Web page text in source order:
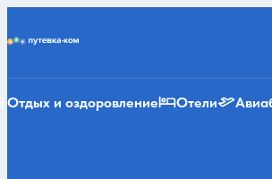
Отдых и оздоровление Отели